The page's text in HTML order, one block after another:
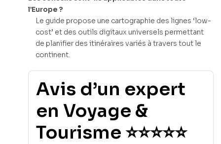
l’Europe ?
Le guide propose une cartographie des lignes ‘low-
cost’ et des outils digitaux universels permettant
de planifier des itinéraires variés à travers tout le
continent.
Avis d’un expert
en Voyage &
Tourisme ⭐⭐⭐⭐⭐